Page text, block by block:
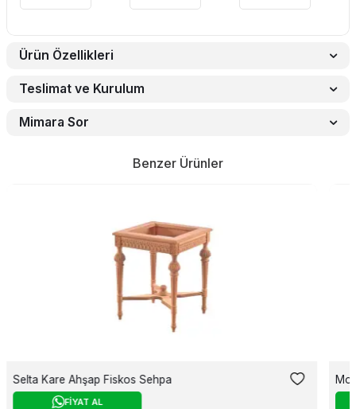
Ürün Özellikleri
Teslimat ve Kurulum
Mimara Sor
Benzer Ürünler
Selta Kare Ahşap Fiskos Sehpa
FİYAT AL